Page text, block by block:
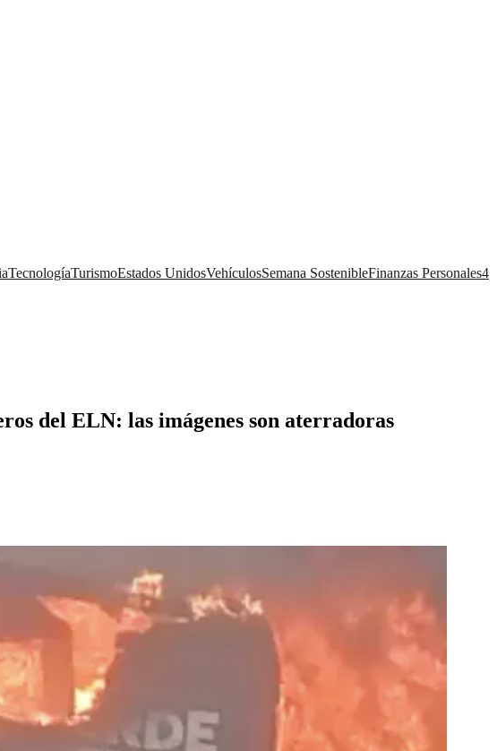
TecnologíaTurismoEstados UnidosVehículosSemana SostenibleFinanzas Personales4
del ELN: las imágenes son aterradoras